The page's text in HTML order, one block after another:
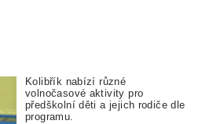
Kolibřík nabízí různé
volnočasové aktivity pro
předškolní děti a jejich rodiče dle
programu.